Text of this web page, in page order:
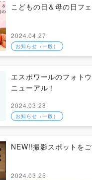
こどもの日＆母の日フ
2024.04.27
お知らせ（一般）
エスポワールのフォト
ニューアル！
2024.03.28
お知らせ（一般）
NEW!!撮影スポットを
2024.03.25